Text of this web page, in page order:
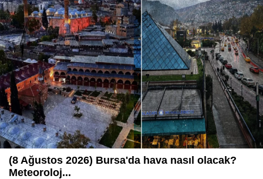
(8 Ağustos 2026) Bursa'da hava nasıl olacak?
Meteoroloj...